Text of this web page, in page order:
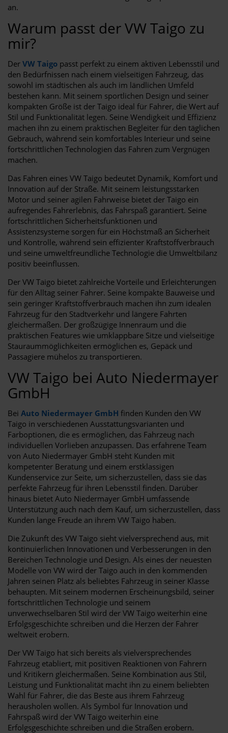
an.
Warum passt der VW Taigo zu
mir?
Der VW Taigo passt perfekt zu einem aktiven Lebensstil und
den Bedürfnissen nach einem vielseitigen Fahrzeug, das
sowohl im städtischen als auch im ländlichen Umfeld
bestehen kann. Mit seinem sportlichen Design und seiner
kompakten Größe ist der Taigo ideal für Fahrer, die Wert auf
Stil und Funktionalität legen. Seine Wendigkeit und Effizienz
machen ihn zu einem praktischen Begleiter für den täglichen
Gebrauch, während sein komfortables Interieur und seine
fortschrittlichen Technologien das Fahren zum Vergnügen
machen.
Das Fahren eines VW Taigo bedeutet Dynamik, Komfort und
Innovation auf der Straße. Mit seinem leistungsstarken
Motor und seiner agilen Fahrweise bietet der Taigo ein
aufregendes Fahrerlebnis, das Fahrspaß garantiert. Seine
fortschrittlichen Sicherheitsfunktionen und
Assistenzsysteme sorgen für ein Höchstmaß an Sicherheit
und Kontrolle, während sein effizienter Kraftstoffverbrauch
und seine umweltfreundliche Technologie die Umweltbilanz
positiv beeinflussen.
Der VW Taigo bietet zahlreiche Vorteile und Erleichterungen
für den Alltag seiner Fahrer. Seine kompakte Bauweise und
sein geringer Kraftstoffverbrauch machen ihn zum idealen
Fahrzeug für den Stadtverkehr und längere Fahrten
gleichermaßen. Der großzügige Innenraum und die
praktischen Features wie umklappbare Sitze und vielseitige
Stauraummöglichkeiten ermöglichen es, Gepäck und
Passagiere mühelos zu transportieren.
VW Taigo bei Auto Niedermayer
GmbH
Bei Auto Niedermayer GmbH finden Kunden den VW
Taigo in verschiedenen Ausstattungsvarianten und
Farboptionen, die es ermöglichen, das Fahrzeug nach
individuellen Vorlieben anzupassen. Das erfahrene Team
von Auto Niedermayer GmbH steht Kunden mit
kompetenter Beratung und einem erstklassigen
Kundenservice zur Seite, um sicherzustellen, dass sie das
perfekte Fahrzeug für ihren Lebensstil finden. Darüber
hinaus bietet Auto Niedermayer GmbH umfassende
Unterstützung auch nach dem Kauf, um sicherzustellen, dass
Kunden lange Freude an ihrem VW Taigo haben.
Die Zukunft des VW Taigo sieht vielversprechend aus, mit
kontinuierlichen Innovationen und Verbesserungen in den
Bereichen Technologie und Design. Als eines der neuesten
Modelle von VW wird der Taigo auch in den kommenden
Jahren seinen Platz als beliebtes Fahrzeug in seiner Klasse
behaupten. Mit seinem modernen Erscheinungsbild, seiner
fortschrittlichen Technologie und seinem
unverwechselbaren Stil wird der VW Taigo weiterhin eine
Erfolgsgeschichte schreiben und die Herzen der Fahrer
weltweit erobern.
Der VW Taigo hat sich bereits als vielversprechendes
Fahrzeug etabliert, mit positiven Reaktionen von Fahrern
und Kritikern gleichermaßen. Seine Kombination aus Stil,
Leistung und Funktionalität macht ihn zu einem beliebten
Wahl für Fahrer, die das Beste aus ihrem Fahrzeug
herausholen wollen. Als Symbol für Innovation und
Fahrspaß wird der VW Taigo weiterhin eine
Erfolgsgeschichte schreiben und die Straßen erobern.